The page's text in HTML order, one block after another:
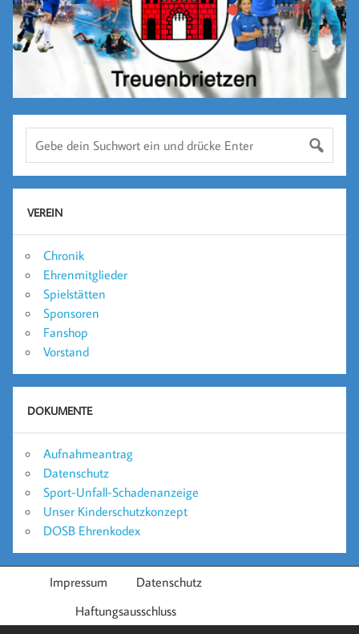
VEREIN
Chronik
Ehrenmitglieder
Spielstätten
Sponsoren
Fanshop
Vorstand
DOKUMENTE
Aufnahmeantrag
Datenschutz
Sport-Unfall-Schadenanzeige
Unser Kinderschutzkonzept
DOSB Ehrenkodex
Impressum
Datenschutz
Haftungsausschluss